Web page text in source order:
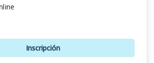
Inscripción